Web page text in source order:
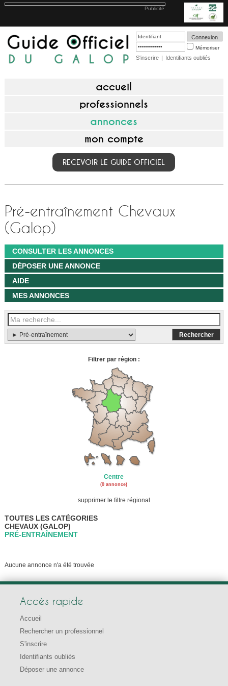
Publicité
Mémoriser
S'inscrire | Identifiants oubliés
accueil
professionnels
annonces
mon compte
RECEVOIR LE GUIDE OFFICIEL
Pré-entraînement Chevaux
(Galop)
CONSULTER LES ANNONCES
DÉPOSER UNE ANNONCE
AIDE
MES ANNONCES
Filtrer par région :
Centre
(0 annonce)
supprimer le filtre régional
TOUTES LES CATÉGORIES
CHEVAUX (GALOP)
PRÉ-ENTRAÎNEMENT
Aucune annonce n'a été trouvée
Accès rapide
Accueil
Rechercher un professionnel
S'inscrire
Identifiants oubliés
Déposer une annonce